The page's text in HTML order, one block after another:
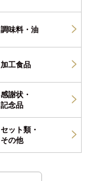
調味料・ 油
加工食品
感謝状・
記念品
セット類・
その他